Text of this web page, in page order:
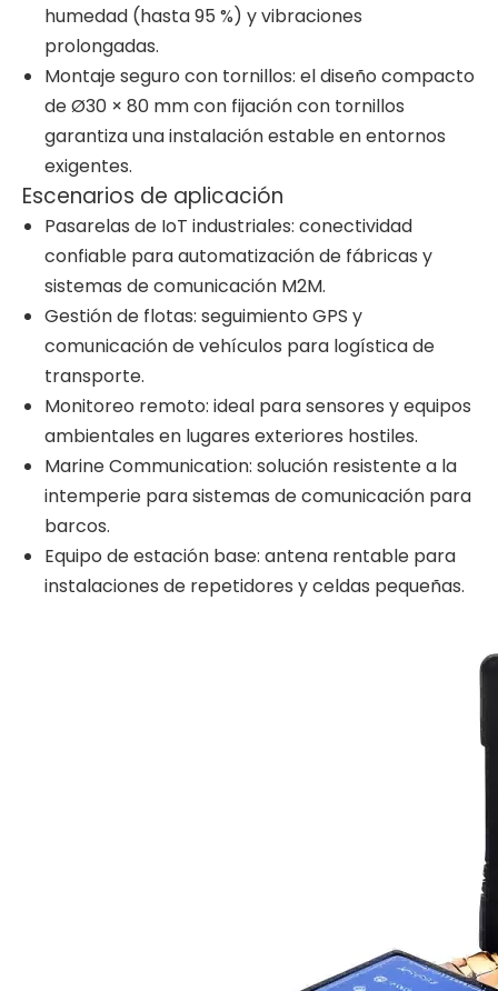
humedad (hasta 95 %) y vibraciones
prolongadas.
Montaje seguro con tornillos: el diseño compacto
de Ø30 × 80 mm con fijación con tornillos
garantiza una instalación estable en entornos
exigentes.
Escenarios de aplicación
Pasarelas de IoT industriales: conectividad
confiable para automatización de fábricas y
sistemas de comunicación M2M.
Gestión de flotas: seguimiento GPS y
comunicación de vehículos para logística de
transporte.
Monitoreo remoto: ideal para sensores y equipos
ambientales en lugares exteriores hostiles.
Marine Communication: solución resistente a la
intemperie para sistemas de comunicación para
barcos.
Equipo de estación base: antena rentable para
instalaciones de repetidores y celdas pequeñas.